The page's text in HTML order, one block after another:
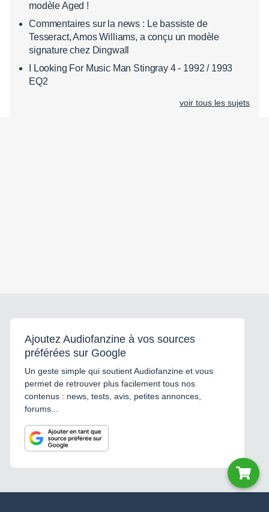
modèle Aged !
Commentaires sur la news : Le bassiste de
Tesseract, Amos Williams, a conçu un modèle
signature chez Dingwall
I Looking For Music Man Stingray 4 - 1992 / 1993
EQ2
voir tous les sujets
Ajoutez Audiofanzine à vos sources
préférées sur Google
Un geste simple qui soutient Audiofanzine et vous
permet de retrouver plus facilement tous nos
contenus : news, tests, avis, petites annonces,
forums...